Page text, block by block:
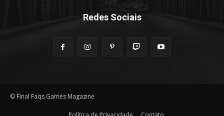
Redes Sociais
© Final Faqs Games Magazine